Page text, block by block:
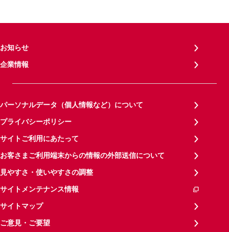
お知らせ
企業情報
パーソナルデータ（個人情報など）について
プライバシーポリシー
サイトご利用にあたって
お客さまご利用端末からの情報の外部送信について
見やすさ・使いやすさの調整
サイトメンテナンス情報
サイトマップ
ご意見・ご要望